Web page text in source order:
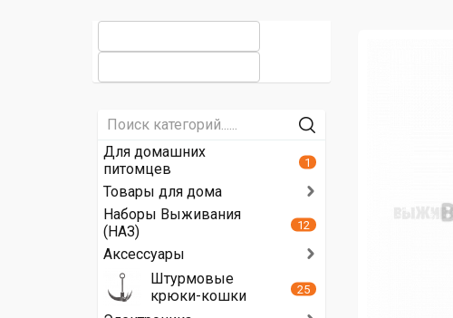
Для домашних
питомцев
1
Товары для дома
Наборы Выживания
(НАЗ)
12
Аксессуары
Штурмовые
крюки-кошки
25